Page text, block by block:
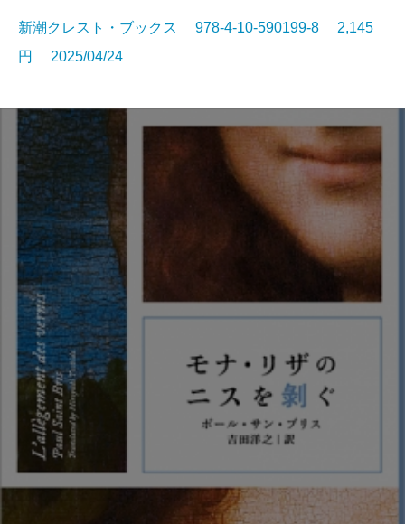
新潮クレスト・ブックス 978-4-10-590199-8 2,145
円 2025/04/24